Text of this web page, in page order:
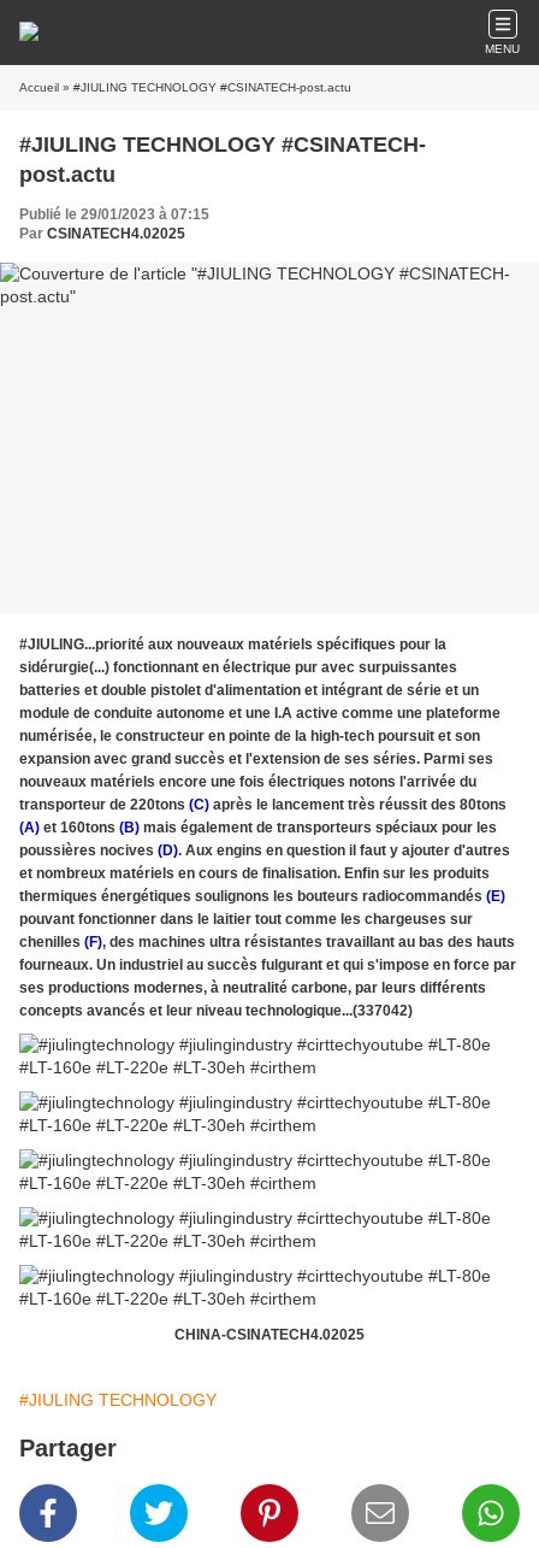
MENU
Accueil » #JIULING TECHNOLOGY #CSINATECH-post.actu
#JIULING TECHNOLOGY #CSINATECH-
post.actu
Publié le 29/01/2023 à 07:15
Par CSINATECH4.02025
#JIULING...priorité aux nouveaux matériels spécifiques pour la
sidérurgie(...) fonctionnant en électrique pur avec surpuissantes
batteries et double pistolet d'alimentation et intégrant de série et un
module de conduite autonome et une I.A active comme une plateforme
numérisée, le constructeur en pointe de la high-tech poursuit et son
expansion avec grand succès et l'extension de ses séries. Parmi ses
nouveaux matériels encore une fois électriques notons l'arrivée du
transporteur de 220tons (C) après le lancement très réussit des 80tons
(A) et 160tons (B) mais également de transporteurs spéciaux pour les
poussières nocives (D). Aux engins en question il faut y ajouter d'autres
et nombreux matériels en cours de finalisation. Enfin sur les produits
thermiques énergétiques soulignons les bouteurs radiocommandés (E)
pouvant fonctionner dans le laitier tout comme les chargeuses sur
chenilles (F), des machines ultra résistantes travaillant au bas des hauts
fourneaux. Un industriel au succès fulgurant et qui s'impose en force par
ses productions modernes, à neutralité carbone, par leurs différents
concepts avancés et leur niveau technologique...(337042)
CHINA-CSINATECH4.02025
#JIULING TECHNOLOGY
Partager